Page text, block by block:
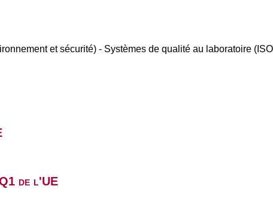
et sécurité) - Systèmes de qualité au laboratoire
de l'UE